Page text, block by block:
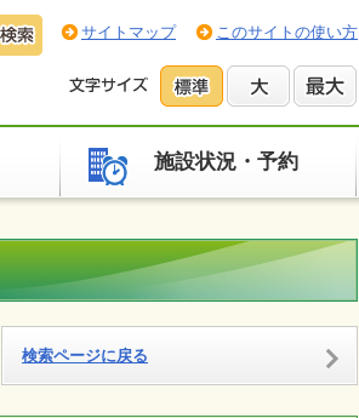
サイトマップ このサイトの使い方
施設状況・予約
検索ページに戻る